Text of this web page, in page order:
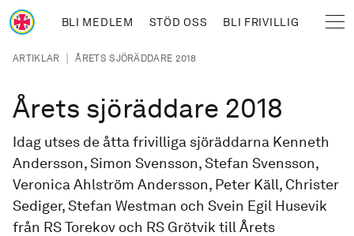
Hoppa till huvudinnehåll
BLI MEDLEM STÖD OSS BLI FRIVILLIG
Länkstig
ARTIKLAR | ÅRETS SJÖRÄDDARE 2018
Årets sjöräddare 2018
Idag utses de åtta frivilliga sjöräddarna Kenneth
Andersson, Simon Svensson, Stefan Svensson,
Veronica Ahlström Andersson, Peter Käll, Christer
Sediger, Stefan Westman och Svein Egil Husevik
från RS Torekov och RS Grötvik till Årets